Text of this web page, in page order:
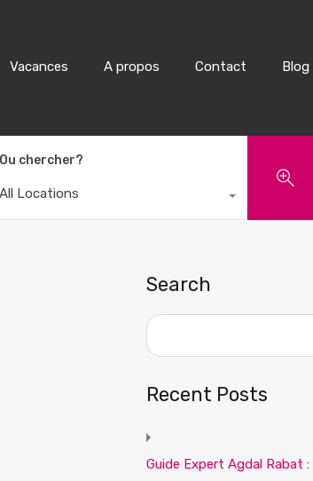
Vacances A propos Contact Blog
Ou chercher?
All Locations
Search
Recent Posts
Guide Expert Agdal Rabat